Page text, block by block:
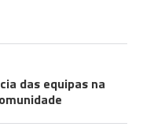
das equipas na